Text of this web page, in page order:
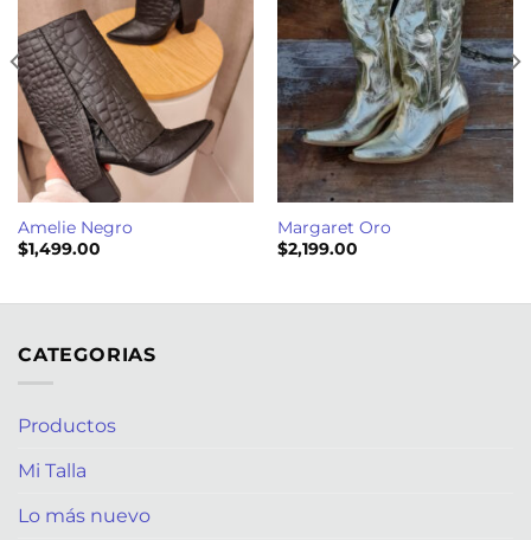
Amelie Negro
$1,499.00
Margaret Oro
$2,199.00
CATEGORIAS
Productos
Mi Talla
Lo más nuevo